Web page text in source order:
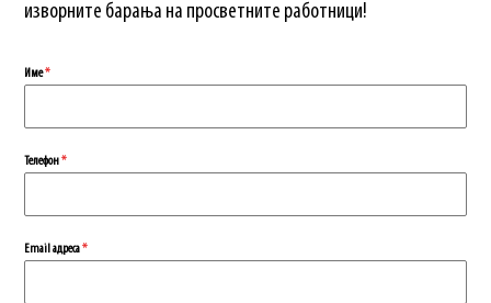
изворните барања на просветните работници!
Име*
Телефон*
Еmail адреса*